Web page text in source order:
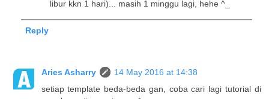
libur kkn 1 hari)... masih 1 minggu lagi, hehe ^_
Reply
Aries Asharry
14 May 2016 at 14:38
setiap template beda-beda gan, coba cari lagi tutorial di